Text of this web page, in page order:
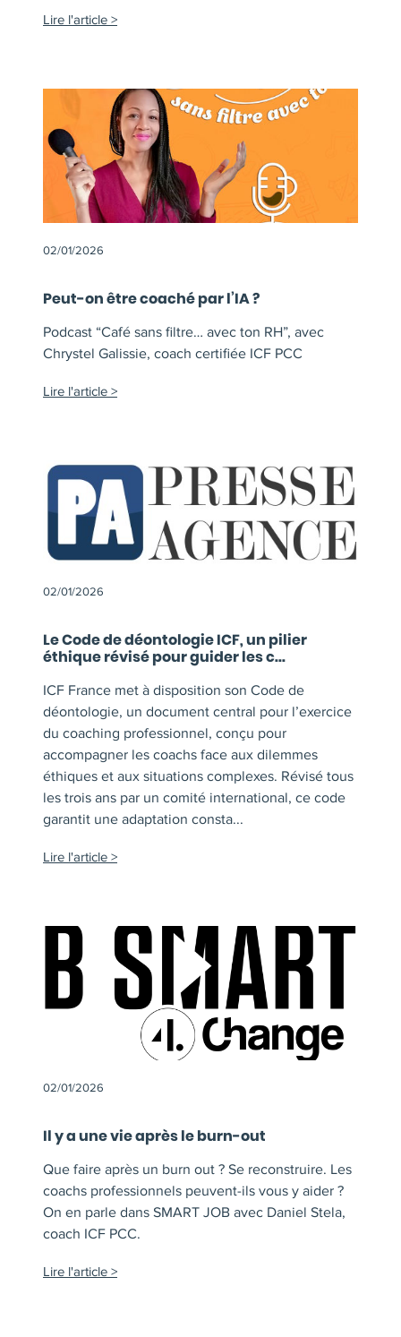
Lire l'article
02/01/2026
Peut-on être coaché par l’IA ?
Podcast “Café sans filtre… avec ton RH”, avec
Chrystel Galissie, coach certifiée ICF PCC
Lire l'article
02/01/2026
Le Code de déontologie ICF, un pilier
éthique révisé pour guider les c...
ICF France met à disposition son Code de
déontologie, un document central pour l’exercice
du coaching professionnel, conçu pour
accompagner les coachs face aux dilemmes
éthiques et aux situations complexes. Révisé tous
les trois ans par un comité international, ce code
garantit une adaptation consta...
Lire l'article
02/01/2026
Il y a une vie après le burn-out
Que faire après un burn out ? Se reconstruire. Les
coachs professionnels peuvent-ils vous y aider ?
On en parle dans SMART JOB avec Daniel Stela,
coach ICF PCC.
Lire l'article